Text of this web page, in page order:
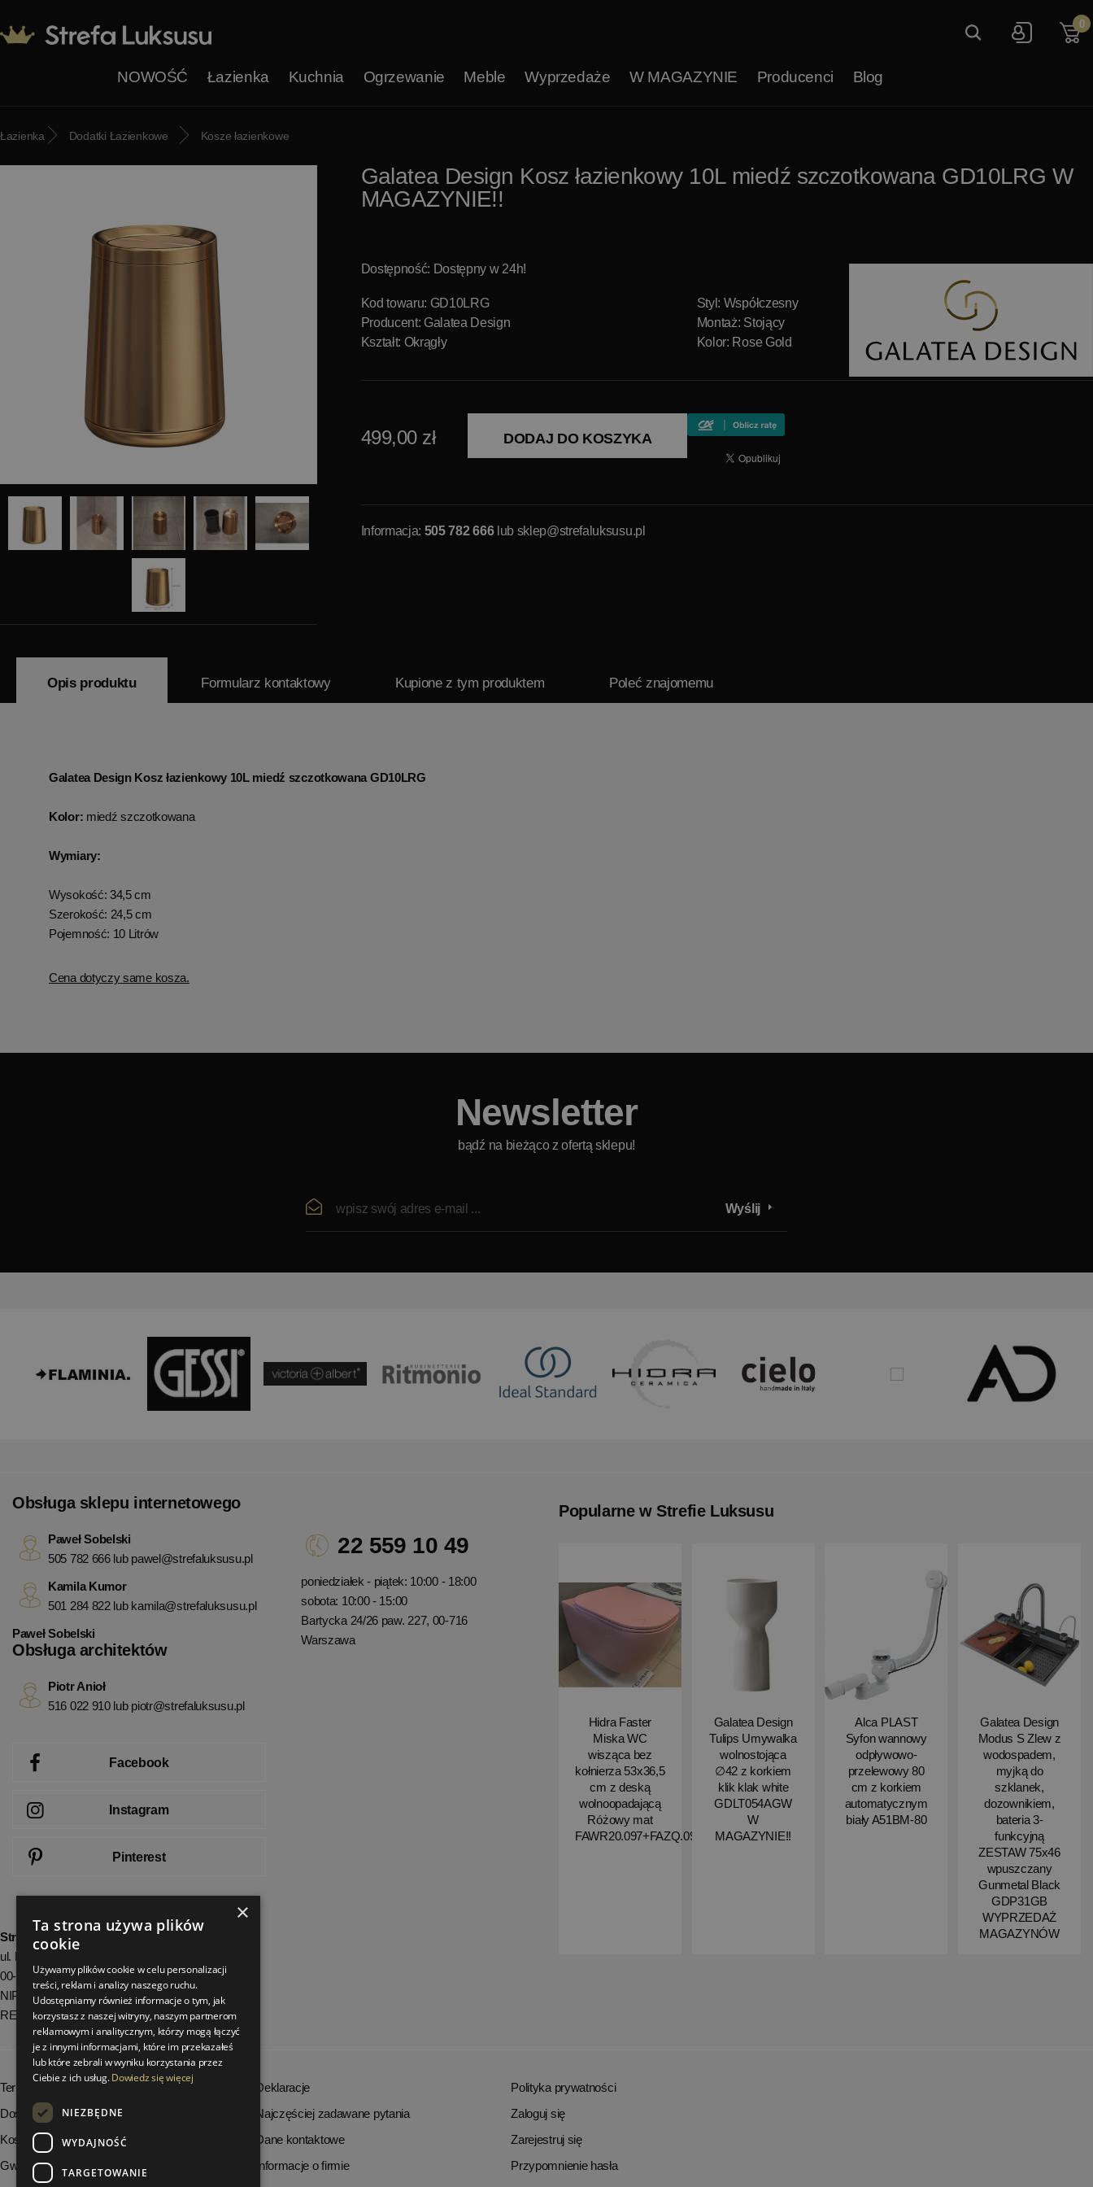
0
NOWOŚĆ Łazienka Kuchnia Ogrzewanie Meble Wyprzedaże W MAGAZYNIE Producenci Blog
Łazienka Dodatki Łazienkowe Kosze łazienkowe
Galatea Design Kosz łazienkowy 10L miedź szczotkowana GD10LRG W
MAGAZYNIE!!
Dostępność: Dostępny w 24h!
Kod towaru: GD10LRG
Producent: Galatea Design
Kształt: Okrągły
Styl: Współczesny
Montaż: Stojący
Kolor: Rose Gold
499,00 zł DODAJ DO KOSZYKA
Informacja: 505 782 666lub sklep@strefaluksusu.pl
Opis produktu Formularz kontaktowy Kupione z tym produktem Poleć znajomemu
Galatea Design Kosz łazienkowy 10L miedź szczotkowana GD10LRG
Kolor: miedź szczotkowana
Wymiary:
Wysokość: 34,5 cm
Szerokość: 24,5 cm
Pojemność: 10 Litrów
Cena dotyczy same kosza.
Newsletter
bądź na bieżąco z ofertą sklepu!
Wyślij
Popularne w Strefie Luksusu
Hidra Faster
Miska WC
wisząca bez
kołnierza 53x36,5
cm z deską
wolnoopadającą
Różowy mat
FAWR20.097+FAZQ.097
Galatea Design
Tulips Umywalka
wolnostojąca
∅42 z korkiem
klik klak white
GDLT054AGW
W
MAGAZYNIE!!
Alca PLAST
Syfon wannowy
odpływowo-
przelewowy 80
cm z korkiem
automatycznym
biały A51BM-80
Galatea Design
Modus S Zlew z
wodospadem,
myjką do
szklanek,
dozownikiem,
bateria 3-
funkcyjną
ZESTAW 75x46
wpuszczany
Gunmetal Black
GDP31GB
WYPRZEDAŻ
MAGAZYNÓW
22 559 10 49
poniedziałek - piątek: 10:00 - 18:00
sobota: 10:00 - 15:00
Bartycka 24/26 paw. 227, 00-716
Warszawa
Obsługa sklepu internetowego
Paweł Sobelski
505 782 666 lub pawel@strefaluksusu.pl
Kamila Kumor
501 284 822 lub kamila@strefaluksusu.pl
Paweł Sobelski
Obsługa architektów
Piotr Anioł
516 022 910 lub piotr@strefaluksusu.pl
Facebook
Instagram
Pinterest
StrefaLuksusu.pl
ul. Bartycka 24/26 Pawilon 227
00-716 Warszawa
NIP: 8251972213
REGON: 06035139
Terminy realizacji zamówień
Dostępność produktów
Koszty dostawy
Gwarancja i serwis
Deklaracje
Najczęściej zadawane pytania
Dane kontaktowe
Informacje o firmie
Polityka prywatności
Zaloguj się
Zarejestruj się
Przypomnienie hasła
×
Ta strona używa plików
cookie
Używamy plików cookie w celu personalizacji
treści, reklam i analizy naszego ruchu.
Udostępniamy również informacje o tym, jak
korzystasz z naszej witryny, naszym partnerom
reklamowym i analitycznym, którzy mogą łączyć
je z innymi informacjami, które im przekazałeś
lub które zebrali w wyniku korzystania przez
Ciebie z ich usług.Dowiedz się więcej
NIEZBĘDNE
WYDAJNOŚĆ
TARGETOWANIE